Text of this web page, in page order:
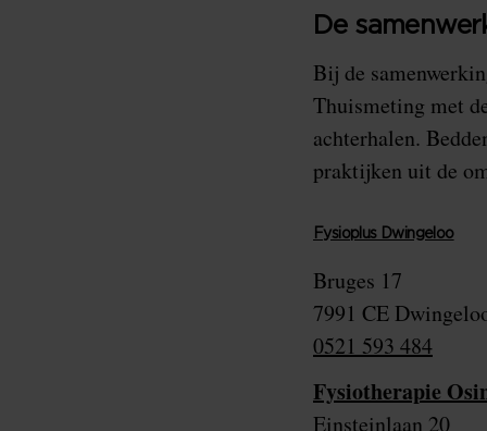
De
Bij de
Thuismeting met
achterhalen.
praktijken uit de
Fysioplus Dwingeloo
Bruges 17
7991 CE
0521 593 484
Fysiotherapie
Einsteinlaan 20